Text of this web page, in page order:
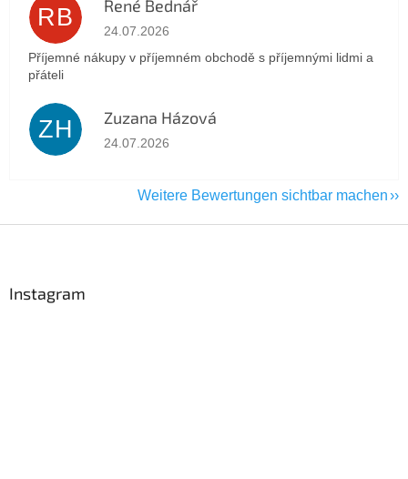
RB René Bednář
Die Shop-Bewertung beträgt 5 von 5 Sternen.
24.07.2026
Příjemné nákupy v příjemném obchodě s příjemnými lidmi a
přáteli
ZH Zuzana Házová
Die Shop-Bewertung beträgt 5 von 5 Sternen.
24.07.2026
Weitere Bewertungen sichtbar machen
Instagram